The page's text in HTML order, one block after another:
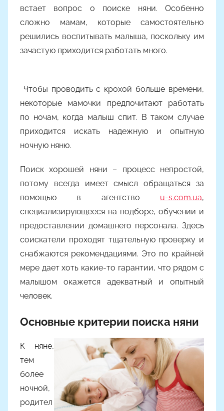
встает вопрос о поиске няни. Особенно
сложно мамам, которые самостоятельно
решились воспитывать малыша, поскольку им
зачастую приходится работать много.
Чтобы проводить с крохой больше времени,
некоторые мамочки предпочитают работать
по ночам, когда малыш спит. В таком случае
приходится искать надежную и опытную
ночную няню.
Поиск хорошей няни – процесс непростой,
потому всегда имеет смысл обращаться за
помощью в агентство u-s.com.ua,
специализирующееся на подборе, обучении и
предоставлении домашнего персонала. Здесь
соискатели проходят тщательную проверку и
снабжаются рекомендациями. Это по крайней
мере дает хоть какие-то гарантии, что рядом с
малышом окажется адекватный и опытный
человек.
Основные критерии поиска няни
К няне,
тем
более
ночной,
родител